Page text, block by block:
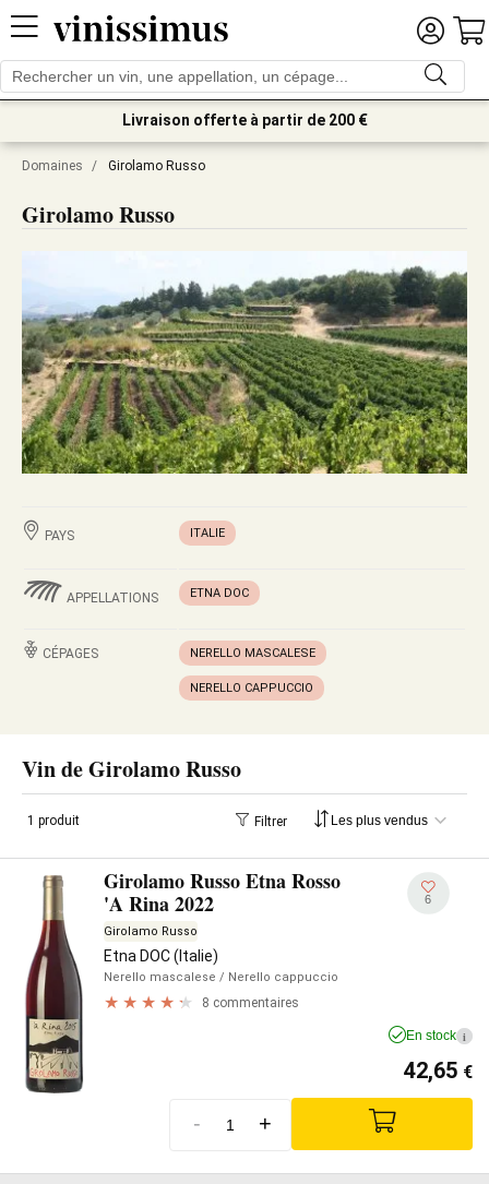
Livraison offerte à partir de 200 €
Domaines / Girolamo Russo
Girolamo Russo
PAYS ITALIE
APPELLATIONS ETNA DOC
CÉPAGES NERELLO MASCALESE
NERELLO CAPPUCCIO
Vin de Girolamo Russo
1 produit Filtrer
Girolamo Russo Etna Rosso
'A Rina 2022
Girolamo Russo
Etna DOC (Italie)
Nerello mascalese / Nerello cappuccio
8 commentaires
6
En stock i
42,65 €
- +